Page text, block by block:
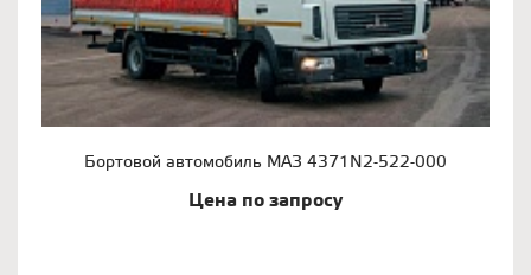
Бортовой автомобиль МАЗ 4371N2-522-000
Цена по запросу